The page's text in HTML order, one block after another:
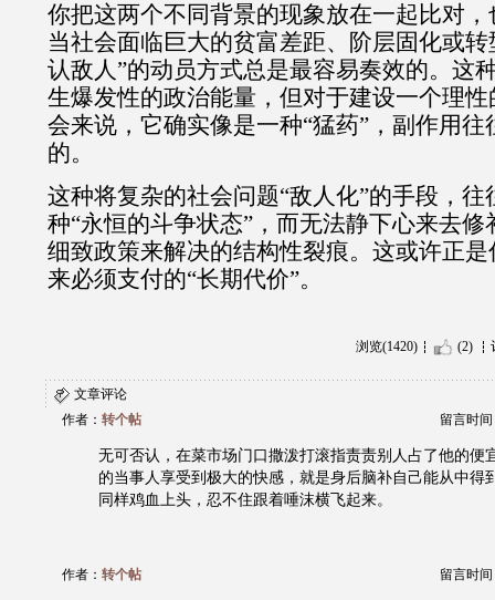
你把这两个不同背景的现象放在一起比对
当社会面临巨大的贫富差距、阶层固化或
认敌人”的动员方式总是最容易奏效的。这
生爆发性的政治能量，但对于建设一个理
会来说，它确实像是一种“猛药”，副作用
的。
这种将复杂的社会问题“敌人化”的手段，往
种“永恒的斗争状态”，而无法静下心来去
细致政策来解决的结构性裂痕。这或许正
来必须支付的“长期代价”。
浏览(1420) (2)
文章评论
作者： 转个帖 留言时间
无可否认，在菜市场门口撒泼打滚指责责别人占了他的便
的当事人享受到极大的快感，就是身后脑补自己能从中得
同样鸡血上头，忍不住跟着唾沫横飞起来。
作者： 转个帖 留言时间